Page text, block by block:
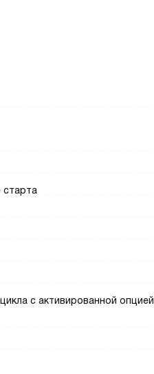
старта
с активированной опцией